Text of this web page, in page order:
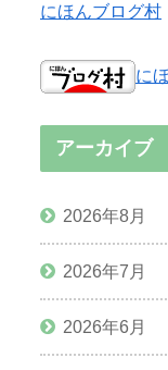
にほんブログ村
に
アーカイブ
2026年8月
2026年7月
2026年6月